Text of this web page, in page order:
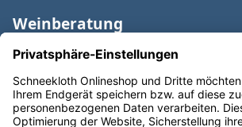
Weinberatung
Informationen
Weinkategorien